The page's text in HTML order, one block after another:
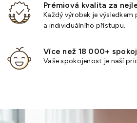
Prémiová kvalita za
Každý výrobek je výsledkem
a individuálního přístupu.
Více než 18 000+
Vaše spokojenost je naší